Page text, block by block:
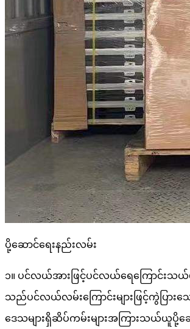
ပို့ဆောင်ရေးနည်းလမ်း
၁။ ပင်လယ်အားဖြင့်ပင်လယ်ရေကြောင်းသ
သည်ပင်လယ်လမ်းကြောင်းများဖြင့်ကွဲပြားသေ
ဒေသများရှိဆိပ်ကမ်းများအကြားသယ်ယူပို့ဆ